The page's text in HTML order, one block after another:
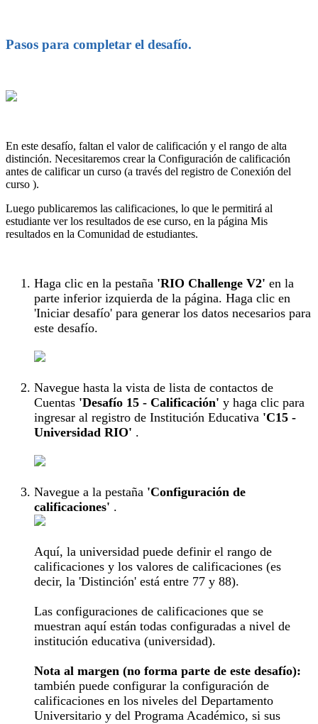
Pasos para completar el desafío.
En este desafío, faltan el valor de calificación y el rango de alta
distinción. Necesitaremos crear la Configuración de calificación
antes de calificar un curso (a través del registro de Conexión del
curso ).
Luego publicaremos las calificaciones, lo que le permitirá al
estudiante ver los resultados de ese curso, en la página Mis
resultados en la Comunidad de estudiantes.
Haga clic en la pestaña 'RIO Challenge V2' en la
parte inferior izquierda de la página. Haga clic en
'Iniciar desafío' para generar los datos necesarios para
este desafío.
Navegue hasta la vista de lista de contactos de
Cuentas 'Desafío 15 - Calificación' y haga clic para
ingresar al registro de Institución Educativa 'C15 -
Universidad RIO' .
Navegue a la pestaña 'Configuración de
calificaciones' .
Aquí, la universidad puede definir el rango de
calificaciones y los valores de calificaciones (es
decir, la 'Distinción' está entre 77 y 88).
Las configuraciones de calificaciones que se
muestran aquí están todas configuradas a nivel de
institución educativa (universidad).
Nota al margen (no forma parte de este desafío):
también puede configurar la configuración de
calificaciones en los niveles del Departamento
Universitario y del Programa Académico, si sus